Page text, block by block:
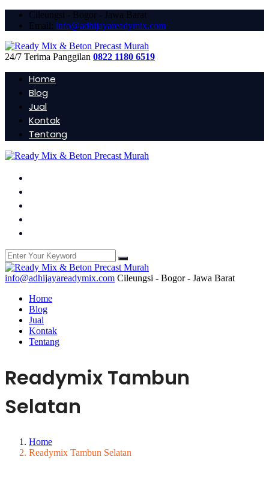
Cileungsi - Bogor - Jawa Barat
Email: info@adhijayareadymix.com
24/7 Terima Panggilan 0822 1180 6519
Home
Blog
Jual
Kontak
Tentang
info@adhijayareadymix.com Cileungsi - Bogor - Jawa Barat
Home
Blog
Jual
Kontak
Tentang
Readymix Tambun
Selatan
Home
Readymix Tambun Selatan